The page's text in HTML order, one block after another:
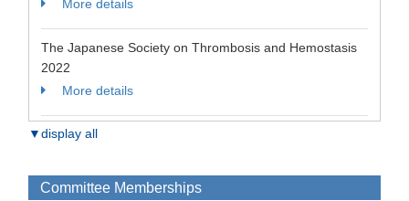
More details
The Japanese Society on Thrombosis and Hemostasis
2022
More details
▼display all
Committee Memberships